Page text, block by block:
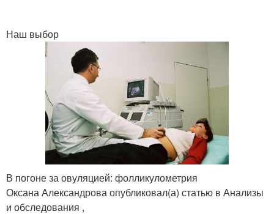
Наш выбор
В погоне за овуляцией: фолликулометрия
Оксана Александрова опубликовал(а) статью в Анализы
и обследования ,